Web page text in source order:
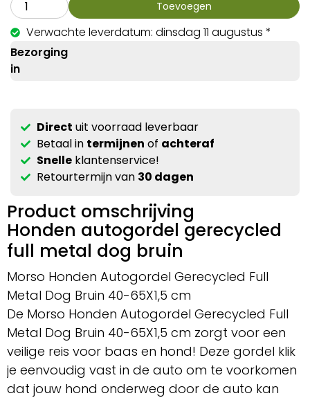
Toevoegen
Verwachte leverdatum: dinsdag 11 augustus *
Bezorging
in
Direct uit voorraad leverbaar
Betaal in termijnen of achteraf
Snelleklantenservice!
Retourtermijn van 30 dagen
Product omschrijving
Honden autogordel gerecycled
full metal dog bruin
Morso Honden Autogordel Gerecycled Full
Metal Dog Bruin 40-65X1,5 cm
De Morso Honden Autogordel Gerecycled Full
Metal Dog Bruin 40-65X1,5 cm zorgt voor een
veilige reis voor baas en hond! Deze gordel klik
je eenvoudig vast in de auto om te voorkomen
dat jouw hond onderweg door de auto kan